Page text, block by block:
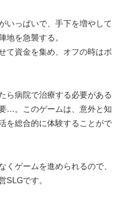
いっぱいで、手下を増やして
地を急襲する。
て資金を集め、オフの時はボ
ら病院で治療する必要がある
…。このゲームは、意外と知
を総合的に体験することがで
くゲームを進められるので、
SLGです。